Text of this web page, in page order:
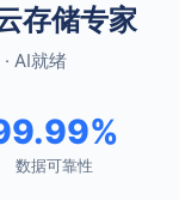
存储专家
AI就绪
数据可靠性